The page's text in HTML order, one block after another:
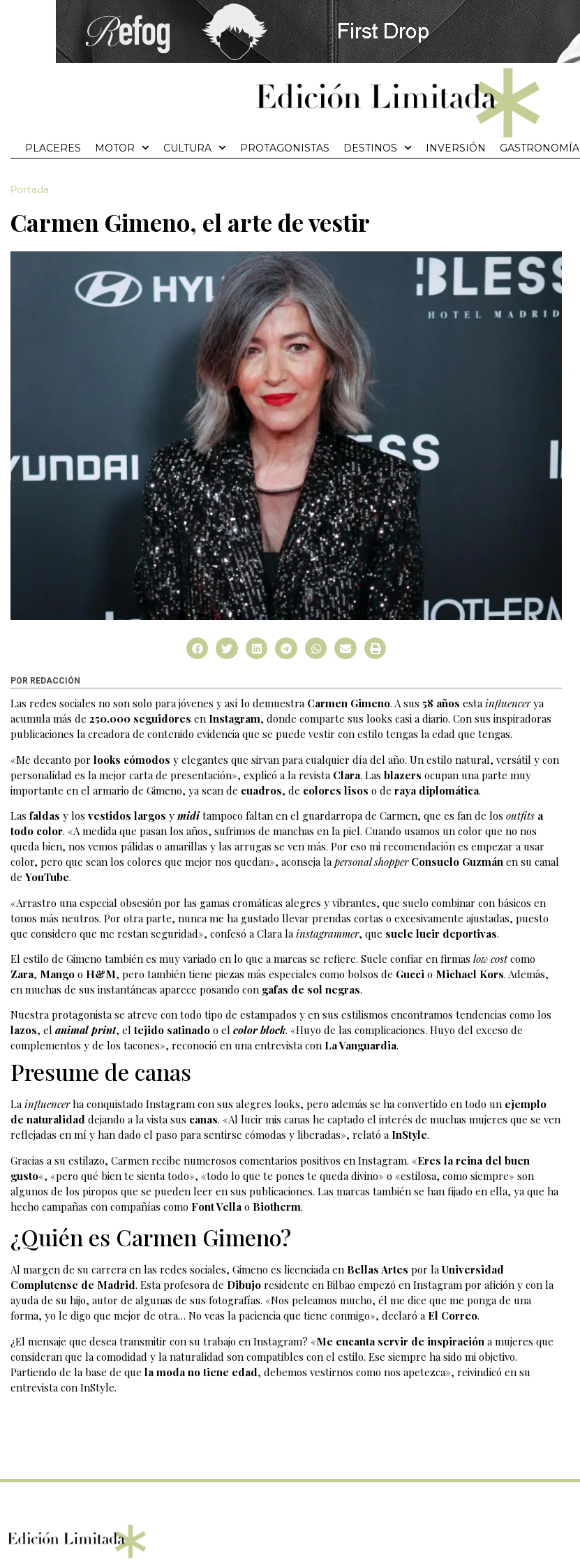
PLACERES MOTOR CULTURA PROTAGONISTAS DESTINOS INVERSIÓN GASTRONOMÍA
Portada
Carmen Gimeno, el arte de vestir
POR REDACCIÓN
Las redes sociales no son solo para jóvenes y así lo demuestra Carmen Gimeno. A sus 58 años estainfluencerya
acumula más de 250.000 seguidores en Instagram, donde comparte sus looks casi a diario. Con sus inspiradoras
publicaciones la creadora de contenido evidencia que se puede vestir con estilo tengas la edad que tengas.
«Me decanto por looks cómodos y elegantes que sirvan para cualquier día del año. Un estilo natural, versátil y con
personalidad es la mejor carta de presentación», explicó a la revista Clara. Las blazers ocupan una parte muy
importante en el armario de Gimeno, ya sean de cuadros, de colores lisos o de raya diplomática.
Las faldas y los vestidos largos y miditampoco faltan en el guardarropa de Carmen, que es fan de los outfits a
todo color. «A medida que pasan los años, sufrimos de manchas en la piel. Cuando usamos un color que no nos
queda bien, nos vemos pálidas o amarillas y las arrugas se ven más. Por eso mi recomendación es empezar a usar
color, pero que sean los colores que mejor nos quedan», aconseja lapersonal shopper Consuelo Guzmán en su canal
de YouTube.
«Arrastro una especial obsesión por las gamas cromáticas alegres y vibrantes, que suelo combinar con básicos en
tonos más neutros. Por otra parte, nunca me ha gustado llevar prendas cortas o excesivamente ajustadas, puesto
que considero que me restan seguridad», confesó a Clara la instagrammer, que suele lucir deportivas.
El estilo de Gimeno también es muy variado en lo que a marcas se refiere. Suele confiar en firmas low costcomo
Zara, Mango o H&M, pero también tiene piezas más especiales como bolsos de Gucci o Michael Kors. Además,
en muchas de sus instantáneas aparece posando con gafas de sol negras.
Nuestra protagonista se atreve con todo tipo de estampados y en sus estilismos encontramos tendencias como los
lazos, el animal print, el tejido satinado o el color block. «Huyo de las complicaciones. Huyo del exceso de
complementos y de los tacones», reconoció en una entrevista con La Vanguardia.
Presume de canas
Lainfluencerha conquistado Instagram con sus alegres looks, pero además se ha convertido en todo un ejemplo
de naturalidad dejando a la vista sus canas. «Al lucir mis canas he captado el interés de muchas mujeres que se ven
reflejadas en mí y han dado el paso para sentirse cómodas y liberadas», relató a InStyle.
Gracias a su estilazo, Carmen recibe numerosos comentarios positivos en Instagram. «Eres la reina del buen
gusto«, «pero qué bien te sienta todo», «todo lo que te pones te queda divino» o «estilosa, como siempre» son
algunos de los piropos que se pueden leer en sus publicaciones. Las marcas también se han fijado en ella, ya que ha
hecho campañas con compañías como Font Vella o Biotherm.
¿Quién es Carmen Gimeno?
Al margen de su carrera en las redes sociales, Gimeno es licenciada en Bellas Artes por laUniversidad
Complutense de Madrid. Esta profesora de Dibujo residente en Bilbao empezó en Instagram por afición y con la
ayuda de su hijo, autor de algunas de sus fotografías. «Nos peleamos mucho, él me dice que me ponga de una
forma, yo le digo que mejor de otra… No veas la paciencia que tiene conmigo», declaró a El Correo.
¿El mensaje que desea transmitir con su trabajo en Instagram? «Me encanta servir de inspiración a mujeres que
consideran que la comodidad y la naturalidad son compatibles con el estilo. Ese siempre ha sido mi objetivo.
Partiendo de la base de que la moda no tiene edad, debemos vestirnos como nos apetezca», reivindicó en su
entrevista con InStyle.